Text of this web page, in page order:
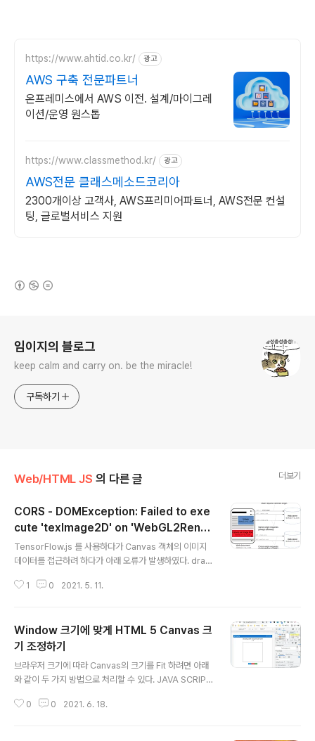
https://www.ahtid.co.kr/ 광고
AWS 구축 전문파트너
온프레미스에서 AWS 이전. 설계/마이그레
이션/운영 원스톱
https://www.classmethod.kr/ 광고
AWS전문 클래스메소드코리아
2300개이상 고객사, AWS프리미어파트너, AWS전문 컨설
팅, 글로벌서비스 지원
임이지의 블로그
keep calm and carry on. be the miracle!
구독하기
Web/HTML JS 의 다른 글 더보기
CORS - DOMException: Failed to exe
cute 'texImage2D' on 'WebGL2Rend
eringContext': Tainted canvases ma
y not be loaded.
TensorFlow.js 를 사용하다가 Canvas 객체의 이미지
데이터를 접근하려 하다가 아래 오류가 발생하였다. draw
사용하였다. // HTML 선언부 // shape img 객체를 can
mage(img, 0, 0); } // canvas 의 데이터를 접근하여 추
론 하는 코드 async function predict() { // predict c
an take in an image, video or canvas html eleme
nt var canvas = document.getEleme..
1 0 2021. 5. 11.
Window 크기에 맞게 HTML 5 Canvas 크
기 조정하기
브라우저 크기에 따라 Canvas의 크기를 Fit 하려면 아래
와 같이 두 가지 방법으로 처리할 수 있다. JAVA SCRIPT
gs // relative to the canvas' current width/height.
0 0 2021. 6. 18.